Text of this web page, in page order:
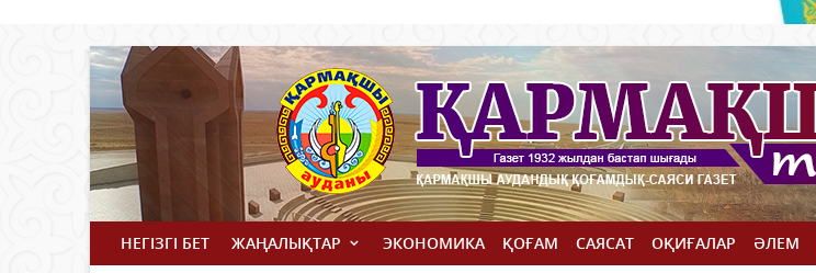
НЕГІЗГІ БЕТ ЖАҢАЛЫҚТАР ЭКОНОМИКА ҚОҒАМ САЯСАТ ОҚИҒАЛАР ӘЛЕМ